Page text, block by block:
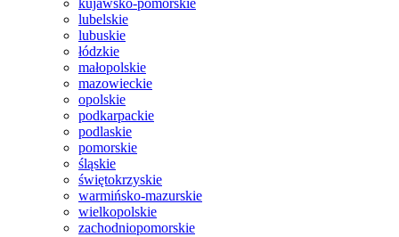
kujawsko-pomorskie
lubelskie
lubuskie
łódzkie
małopolskie
mazowieckie
opolskie
podkarpackie
podlaskie
pomorskie
śląskie
świętokrzyskie
warmińsko-mazurskie
wielkopolskie
zachodniopomorskie